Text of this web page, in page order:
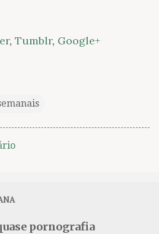
, Tumblr, Google+
pornografia